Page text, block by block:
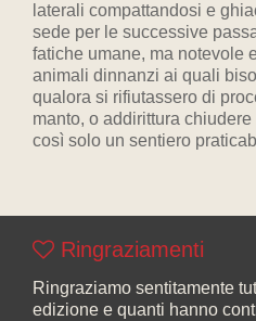
laterali compattandosi e
sede per le successive
fatiche umane, ma notevole
animali dinnanzi ai quali
qualora si rifiutassero di
manto, o addirittura
così solo un sentiero
Ringraziamenti
Ringraziamo sentitamente
edizione e quanti hanno